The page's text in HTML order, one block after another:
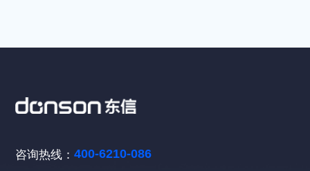
咨询热线：400-6210-086